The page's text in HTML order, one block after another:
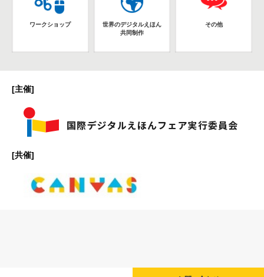
ワークショップ
世界のデジタルえほん
共同制作
その他
[主催]
[共催]